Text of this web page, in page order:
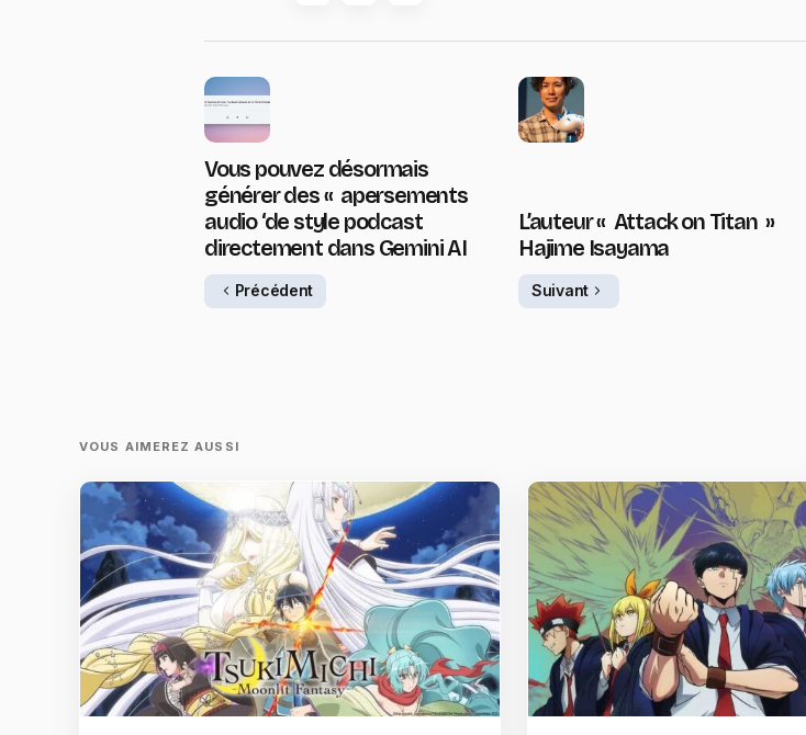
Vous pouvez désormais
générer des « apersements
audio ‘de style podcast
directement dans Gemini AI
Précédent
L’auteur « Attack on Titan »
Hajime Isayama
Suivant
VOUS AIMEREZ AUSSI